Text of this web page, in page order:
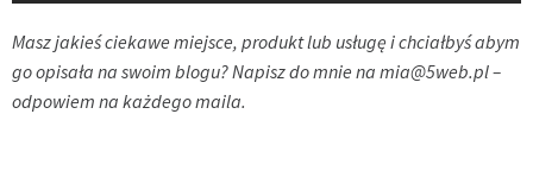
Masz jakieś ciekawe miejsce, produkt lub usługę i chciałbyś abym
go opisała na swoim blogu? Napisz do mnie na mia@5web.pl–
odpowiem na każdego maila.